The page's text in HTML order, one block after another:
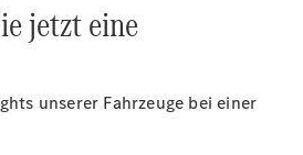
jetzt eine
unserer Fahrzeuge bei einer